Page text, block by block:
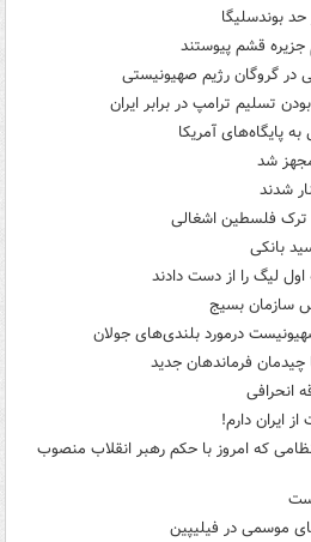
بوندسلیگا
قشم پیوستند
تسلیم ترامپ در برابر ایران
پایگاه‌های آمریکا
شد
بانکی
سازمان بسیج
درمورد بلندی‌های جولان
چیدمان فرماندهان جدید
انحرافی
ایران دارم!
که امروز با حکم رهبر انقلاب منصوب